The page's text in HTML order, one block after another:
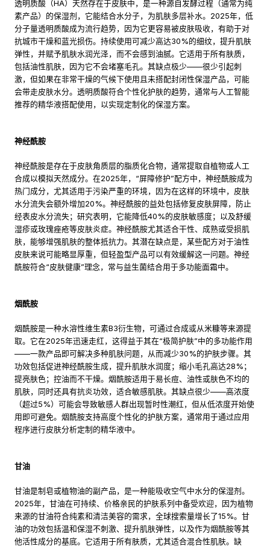
透明质酸（HA）天然存在于皮肤中，是一种源自发酵过程（通常为纯
素产品）的保湿剂，它能结合水分子，为肌肤多层补水。2025年，低
分子量透明质酸成为流行趋势，因为它更容易被皮肤吸收，有助于对
抗城市干燥和蓝光损伤。持续使用可减少高达30%的细纹，提升肌肤
弹性，并赋予肌肤水润光泽，而不会感到油腻。它适用于所有肤质，
包括油性肌肤，因为它不会堵塞毛孔。其缺点极少——很少引起刺
激，但如果在非常干燥的气候下使用且未搭配封闭性保湿产品，可能
会带走皮肤水分。透明质酸符合个性化护肤的趋势，通常与人工智能
推荐的精华液搭配使用，以实现定制化的保湿方案。
神经酰胺
神经酰胺是存在于皮肤角质层的脂质化合物，通常提取自植物或人工
合成以模拟天然成分。在2025年，“屏障修护”配方中，神经酰胺成为
热门成分，尤其适用于污染严重的环境，因为在这样的环境中，皮肤
水分流失会额外增加20%。神经酰胺的益处包括修复皮肤屏障，防止
经表皮水分流失；研究表明，它能降低40%的皮肤敏感度；以及舒缓
湿疹或玫瑰痤疮等皮肤炎症。神经酰胺尤其适合干性、成熟或受损肌
肤，能够增强肌肤的整体抵抗力。其潜在缺点是，某些配方对于油性
皮肤来说可能略显厚重，但轻盈型产品可以有效缓解这一问题。神经
酰胺符合“皮肤健康”理念，常与益生菌结合用于多功能面霜中。
烟酰胺
烟酰胺是一种水溶性维生素B3衍生物，可通过合成或从米糠等来源提
取。它在2025年迅速走红，这得益于其在“极简护肤”中的多功能作用
——一款产品即可解决多种肌肤问题，从而减少30%的护肤步骤。其
功效包括促进神经酰胺生成，提升肌肤水润度；缩小毛孔高达28%；
提亮肤色；控油而不干燥。烟酰胺适用于易长痘、油性或肤色不均的
肌肤，同时还具有抗炎功效，适合敏感肌肤。其缺点很少——高浓度
（超过5%）可能会导致敏感人群出现暂时性潮红，但从低浓度开始使
用即可避免。烟酰胺支持高度个性化的护肤方案，通常用于通过应用
程序进行皮肤分析定制的精华液中。
甘油
甘油是制皂或植物油的副产品，是一种能吸收空气中水分的保湿剂。
2025年，甘油在可持续、价格亲民的护肤系列中备受欢迎，因为植物
来源的甘油符合纯素和清洁美容的需求，全球搜索量增长了15%。甘
油的功效包括温和保湿不刺激、提升肌肤弹性，以及作为烟酰胺等其
他活性成分的基底。它适用于所有肤质，尤其适合混合性肌肤。缺